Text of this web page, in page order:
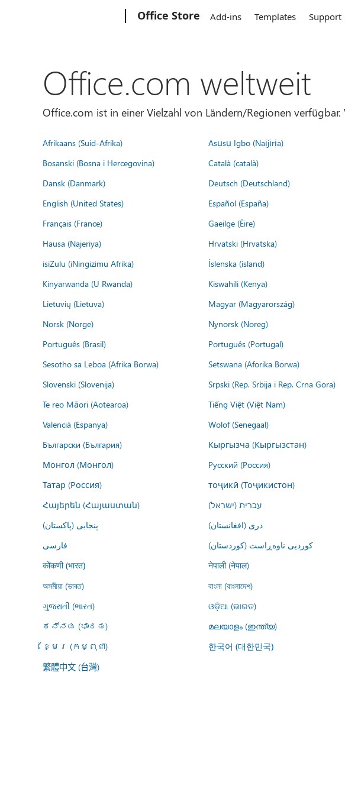
Office Store Add-ins Templates Support
Office.com weltweit
Office.com ist in einer Vielzahl von Ländern/Regionen
Afrikaans (Suid-Afrika) Asụsụ Igbo (Naịjịrịa)
Bosanski (Bosna i Hercegovina)
Català (català)
Dansk (Danmark)
Deutsch (Deutschland)
English (United States)
Español (España)
Français (France)
Gaeilge (Éire)
Hausa (Najeriya)
Hrvatski (Hrvatska)
isiZulu (iNingizimu Afrika)
Íslenska (ísland)
Kinyarwanda (U Rwanda)
Kiswahili (Kenya)
Lietuvių (Lietuva)
Magyar (Magyarország)
Norsk (Norge)
Nynorsk (Noreg)
Português (Brasil)
Português (Portugal)
Sesotho sa Leboa (Afrika Borwa)
Setswana (Aforika Borwa)
Slovenski (Slovenija)
Srpski (Rep. Srbija i Rep. Crna Gora)
Te reo Māori (Aotearoa)
Tiếng Việt (Việt Nam)
Valencià (Espanya)
Wolof (Senegaal)
Български (България)
Кыргызча (Кыргызстан)
Монгол (Монгол)
Русский (Россия)
Татар (Россия)
тоҷикӣ (Тоҷикистон)
Հայերեն (Հայաստան)
עברית (ישראל)
پنجابی (پاکستان)
درى (افغانستان)
فارسى
کوردیی ناوەڕاست (کوردستان)
कोंकणी (भारत) नेपाली (नेपाल)
অসমীয়া (ভাৰত) বাংলা (বাংলাদেশ)
ગુજરાતી (ભારત)
ଓଡ଼ିଆ (ଭାରତ)
ಕನ್ನಡ (ಭಾರತ)
മലയാളം (ഇന്ത്യ)
ខ្មែរ (កម្ពុជា)
한국어 (대한민국)
繁體中文 (台灣)